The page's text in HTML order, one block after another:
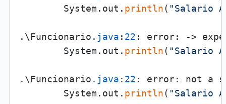
        System.out.
println( "Salario
.\Funcionario .java : 22 : error: ->
        System.out.
println( "Salario
.\Funcionario .java : 22 : error: not a
        System.out.
println( "Salario